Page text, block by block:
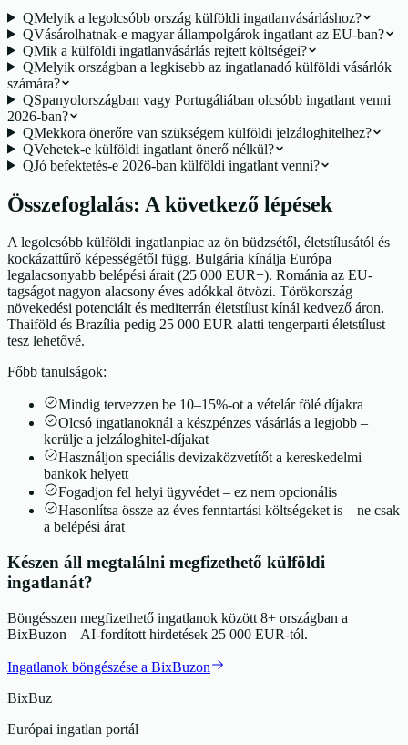
QMelyik a legolcsóbb ország külföldi ingatlanvásárláshoz?
QVásárolhatnak-e magyar állampolgárok ingatlant az EU-ban?
QMik a külföldi ingatlanvásárlás rejtett költségei?
QMelyik országban a legkisebb az ingatlanadó külföldi vásárlók
számára?
QSpanyolországban vagy Portugáliában olcsóbb ingatlant venni
2026-ban?
QMekkora önerőre van szükségem külföldi jelzáloghitelhez?
QVehetek-e külföldi ingatlant önerő nélkül?
QJó befektetés-e 2026-ban külföldi ingatlant venni?
Összefoglalás: A következő lépések
A legolcsóbb külföldi ingatlanpiac az ön büdzsétől, életstílusától és
kockázattűrő képességétől függ. Bulgária kínálja Európa
legalacsonyabb belépési árait (25 000 EUR+). Románia az EU-
tagságot nagyon alacsony éves adókkal ötvözi. Törökország
növekedési potenciált és mediterrán életstílust kínál kedvező áron.
Thaiföld és Brazília pedig 25 000 EUR alatti tengerparti életstílust
tesz lehetővé.
Főbb tanulságok:
Mindig tervezzen be 10–15%-ot a vételár fölé díjakra
Olcsó ingatlanoknál a készpénzes vásárlás a legjobb –
kerülje a jelzáloghitel-díjakat
Használjon speciális devizaközvetítőt a kereskedelmi
bankok helyett
Fogadjon fel helyi ügyvédet – ez nem opcionális
Hasonlítsa össze az éves fenntartási költségeket is – ne csak
a belépési árat
Készen áll megtalálni megfizethető külföldi
ingatlanát?
Böngésszen megfizethető ingatlanok között 8+ országban a
BixBuzon – AI-fordított hirdetések 25 000 EUR-tól.
Ingatlanok böngészése a BixBuzon
BixBuz
Európai ingatlan portál